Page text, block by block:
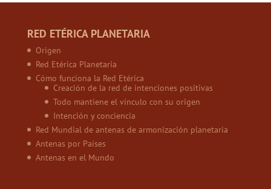
RED ETÉRICA PLANETARIA
Origen
Red Etérica Planetaria
Cómo funciona la Red Etérica
Creación de la red de intenciones positivas
Todo mantiene el vínculo con su origen
Intención y conciencia
Red Mundial de antenas de armonización planetaria
Antenas por Países
Antenas en el Mundo